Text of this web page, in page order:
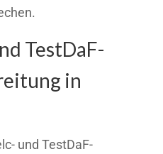
TestDaF-
in
und TestDaF-